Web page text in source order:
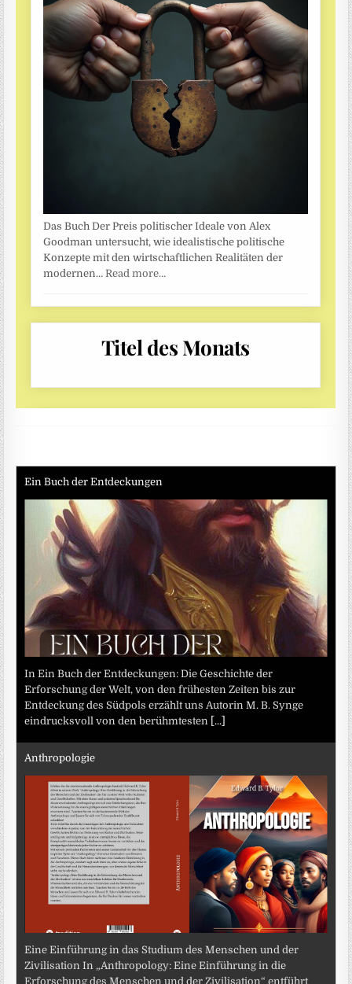
Ein Buch der Entdeckungen
In Ein Buch der Entdeckungen: Die Geschichte der
Erforschung der Welt, von den frühesten Zeiten bis zur
Entdeckung des Südpols erzählt uns Autorin M. B. Synge
eindrucksvoll von den berühmtesten [...]
Anthropologie
Eine Einführung in das Studium des Menschen und der
Zivilisation In „Anthropology: Eine Einführung in die
Erforschung des Menschen und der Zivilisation“ entführt